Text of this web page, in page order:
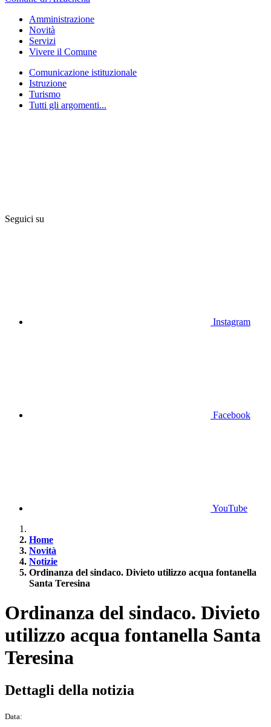
Amministrazione
Novità
Servizi
Vivere il Comune
Comunicazione istituzionale
Istruzione
Turismo
Tutti gli argomenti...
Seguici su
Instagram
Facebook
YouTube
Home
Novità
Notizie
Ordinanza del sindaco. Divieto utilizzo acqua fontanella
Santa Teresina
Ordinanza del sindaco. Divieto
utilizzo acqua fontanella Santa
Teresina
Dettagli della notizia
Data: